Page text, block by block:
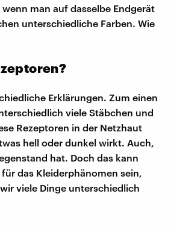
man auf dasselbe Endgerät
unterschiedliche Farben. Wie
Erklärungen. Zum einen
viele Stäbchen und
Rezeptoren in der Netzhaut
hell oder dunkel wirkt. Auch,
hat. Doch das kann
das Kleiderphänomen sein,
viele Dinge unterschiedlich